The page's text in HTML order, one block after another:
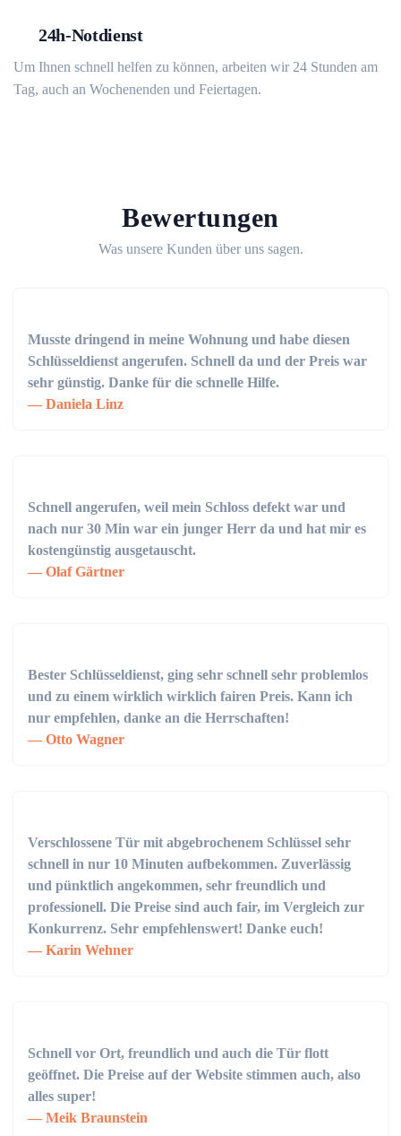
24h-Notdienst
Um Ihnen schnell helfen zu können, arbeiten wir 24 Stunden am
Tag, auch an Wochenenden und Feiertagen.
Bewertungen
Was unsere Kunden über uns sagen.
Musste dringend in meine Wohnung und habe diesen
Schlüsseldienst angerufen. Schnell da und der Preis war
sehr günstig. Danke für die schnelle Hilfe.
Daniela Linz
Schnell angerufen, weil mein Schloss defekt war und
nach nur 30 Min war ein junger Herr da und hat mir es
kostengünstig ausgetauscht.
Olaf Gärtner
Bester Schlüsseldienst, ging sehr schnell sehr problemlos
und zu einem wirklich wirklich fairen Preis. Kann ich
nur empfehlen, danke an die Herrschaften!
Otto Wagner
Verschlossene Tür mit abgebrochenem Schlüssel sehr
schnell in nur 10 Minuten aufbekommen. Zuverlässig
und pünktlich angekommen, sehr freundlich und
professionell. Die Preise sind auch fair, im Vergleich zur
Konkurrenz. Sehr empfehlenswert! Danke euch!
Karin Wehner
Schnell vor Ort, freundlich und auch die Tür flott
geöffnet. Die Preise auf der Website stimmen auch, also
alles super!
Meik Braunstein